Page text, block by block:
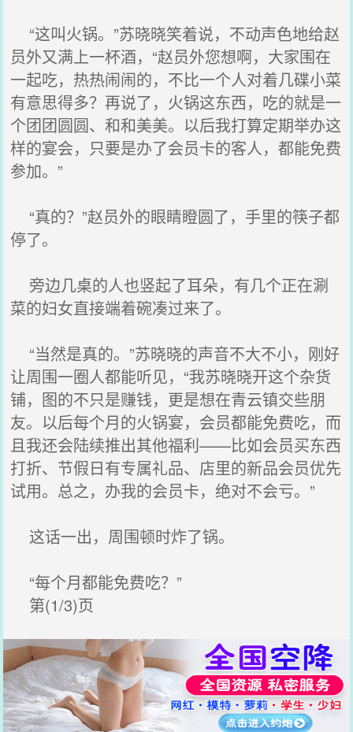
“这叫火锅。”苏晓晓笑着说，不动声色地给赵
员外又满上一杯酒，“赵员外您想啊，大家围在
一起吃，热热闹闹的，不比一个人对着几碟小菜
有意思得多？再说了，火锅这东西，吃的就是一
个团团圆圆、和和美美。以后我打算定期举办这
样的宴会，只要是办了会员卡的客人，都能免费
参加。”
“真的？”赵员外的眼睛瞪圆了，手里的筷子都
停了。
旁边几桌的人也竖起了耳朵，有几个正在涮
菜的妇女直接端着碗凑过来了。
“当然是真的。”苏晓晓的声音不大不小，刚好
让周围一圈人都能听见，“我苏晓晓开这个杂货
铺，图的不只是赚钱，更是想在青云镇交些朋
友。以后每个月的火锅宴，会员都能免费吃，而
且我还会陆续推出其他福利——比如会员买东西
打折、节假日有专属礼品、店里的新品会员优先
试用。总之，办我的会员卡，绝对不会亏。”
这话一出，周围顿时炸了锅。
“每个月都能免费吃？”
第(1/3)页